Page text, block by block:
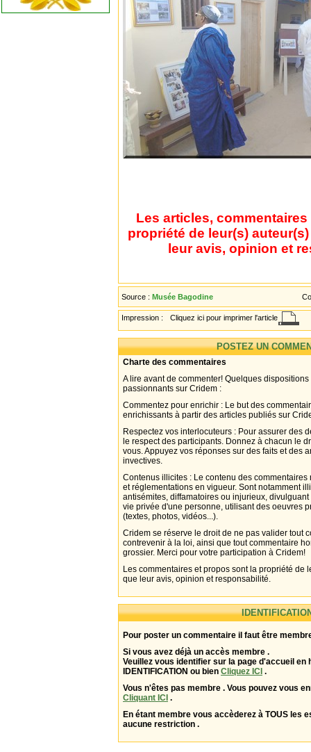
Les articles,
propriété de leur(s)
leur avis, opinion et
Source : Musée Bagodine
Impression : Cliquez ici pour imprimer l'article
POSTEZ UN
Charte des commentaires
A lire avant de commenter! Quelques
passionnants sur Cridem :
Commentez pour enrichir : Le but des
enrichissants à partir des articles publiés sur
Respectez vos interlocuteurs : Pour assurer des
le respect des participants. Donnez à chacun le
vous. Appuyez vos réponses sur des faits et des
invectives.
Contenus illicites : Le contenu des
et réglementations en vigueur. Sont notamment
antisémites, diffamatoires ou injurieux,
vie privée d'une personne, utilisant des oeuvres
(textes, photos, vidéos...).
Cridem se réserve le droit de ne pas valider tout
contrevenir à la loi, ainsi que tout commentaire
grossier. Merci pour votre participation à Cridem!
Les commentaires et propos sont la propriété de
que leur avis, opinion et responsabilité.
Pour poster un commentaire il faut être
Si vous avez déjà un accès membre .
Veuillez vous identifier sur la page d'accueil en
IDENTIFICATION ou bien Cliquez ICI .
Vous n'êtes pas membre . Vous pouvez vous
Cliquant ICI .
En étant membre vous accèderez à TOUS les
aucune restriction .